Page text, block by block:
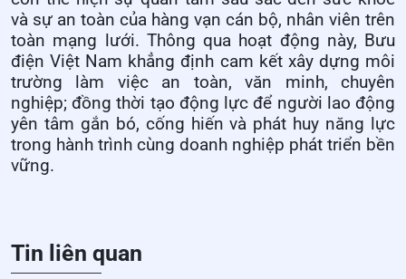
và sự an toàn của hàng vạn cán bộ, nhân viên trên
toàn mạng lưới. Thông qua hoạt động này, Bưu
điện Việt Nam khẳng định cam kết xây dựng môi
trường làm việc an toàn, văn minh, chuyên
nghiệp; đồng thời tạo động lực để người lao động
yên tâm gắn bó, cống hiến và phát huy năng lực
trong hành trình cùng doanh nghiệp phát triển bền
vững.
Tin liên quan